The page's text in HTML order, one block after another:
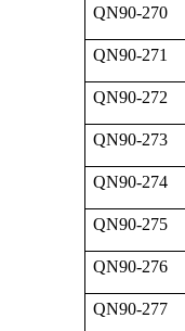
QN90-270
QN90-271
QN90-272
QN90-273
QN90-274
QN90-275
QN90-276
QN90-277